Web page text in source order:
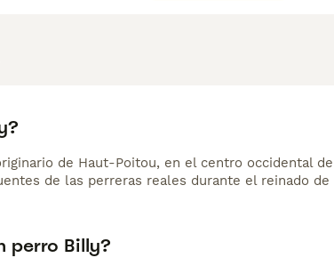
de Haut-Poitou, en el centro occidental
de las perreras reales durante el reinado de
perro Billy?